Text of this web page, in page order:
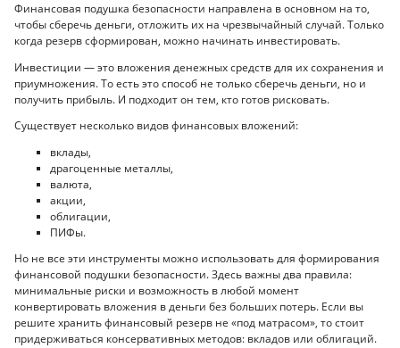
Финансовая подушка безопасности направлена в основном на то,
чтобы сберечь деньги, отложить их на чрезвычайный случай. Только
когда резерв сформирован, можно начинать инвестировать.
Инвестиции — это вложения денежных средств для их сохранения и
приумножения. То есть это способ не только сберечь деньги, но и
получить прибыль. И подходит он тем, кто готов рисковать.
Существует несколько видов финансовых вложений:
вклады,
драгоценные металлы,
валюта,
акции,
облигации,
ПИФы.
Но не все эти инструменты можно использовать для формирования
финансовой подушки безопасности. Здесь важны два правила:
минимальные риски и возможность в любой момент
конвертировать вложения в деньги без больших потерь. Если вы
решите хранить финансовый резерв не «под матрасом», то стоит
придерживаться консервативных методов: вкладов или облигаций.